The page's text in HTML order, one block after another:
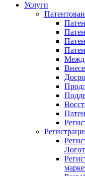
Услуги